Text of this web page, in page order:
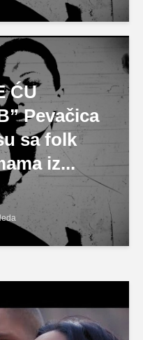
ĆU
Pevačica
sa folk
iz...